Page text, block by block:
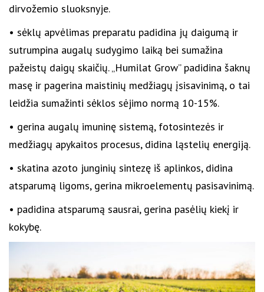
dirvožemio sluoksnyje.
• sėklų apvėlimas preparatu padidina jų daigumą ir
sutrumpina augalų sudygimo laiką bei sumažina
pažeistų daigų skaičių. „Humilat Grow” padidina šaknų
masę ir pagerina maistinių medžiagų įsisavinimą, o tai
leidžia sumažinti sėklos sėjimo normą 10-15%.
• gerina augalų imuninę sistemą, fotosintezės ir
medžiagų apykaitos procesus, didina ląstelių energiją.
• skatina azoto junginių sintezę iš aplinkos, didina
atsparumą ligoms, gerina mikroelementų pasisavinimą.
• padidina atsparumą sausrai, gerina pasėlių kiekį ir
kokybę.